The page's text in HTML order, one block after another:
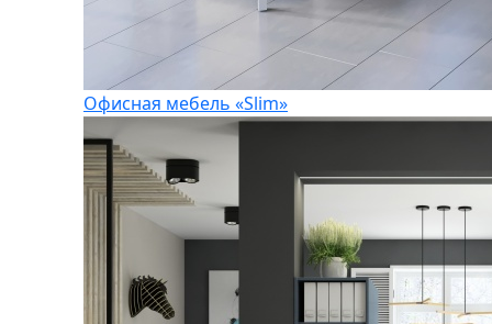
Офисная мебель «Slim»